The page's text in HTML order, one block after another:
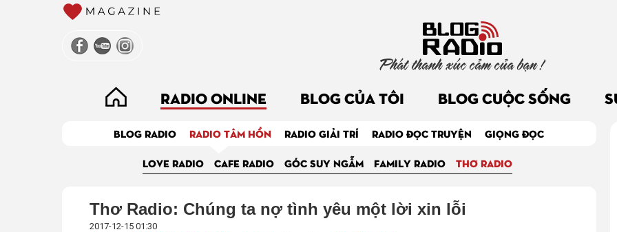
Phát thanh xúc cảm của bạn !
RADIO ONLINE BLOG CỦA TÔI BLOG CUỘC SỐNG
BLOG RADIO RADIO TÂM HỒN
LOVE RADIO CAFE RADIO GÓC SUY NGẪM FAMILY RADIO THƠ RADIO
RADIO GIẢI TRÍ RADIO ĐỌC TRUYỆN GIỌNG ĐỌC
Thơ Radio: Chúng ta nợ tình yêu một lời xin lỗi
2017-12-15 01:30